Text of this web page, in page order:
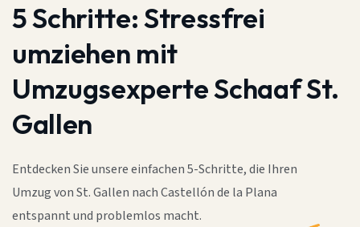
5 Schritte:Stressfrei
umziehen mit
Umzugsexperte Schaaf St.
Gallen
Entdecken Sie unsere einfachen 5-Schritte, die Ihren
Umzug von St. Gallen nach Castellón de la Plana
entspannt und problemlos macht.